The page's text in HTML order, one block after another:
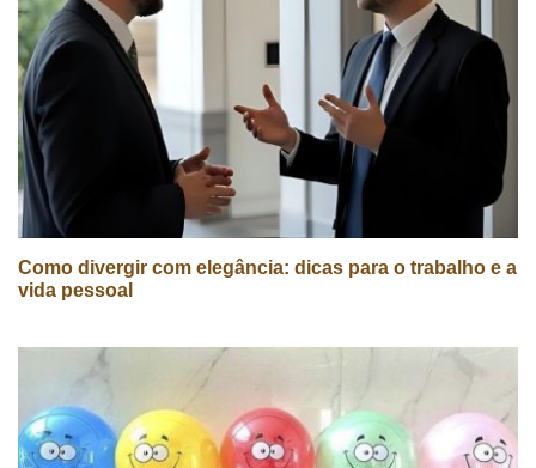
Como divergir com elegância: dicas para o trabalho e a
vida pessoal